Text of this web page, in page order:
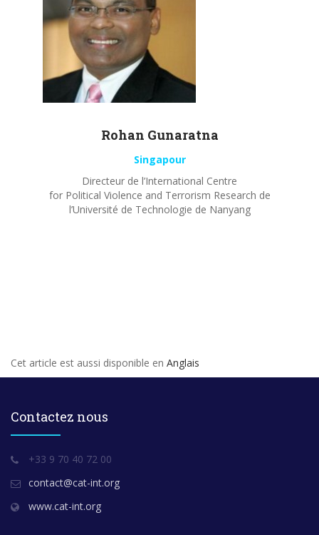
Rohan Gunaratna
Singapour
Directeur de l’International Centre
for Political Violence and Terrorism Research de
l’Université de Technologie de Nanyang
Cet article est aussi disponible en Anglais
Contactez nous
+33 9 70 40 72 00
contact@cat-int.org
www.cat-int.org